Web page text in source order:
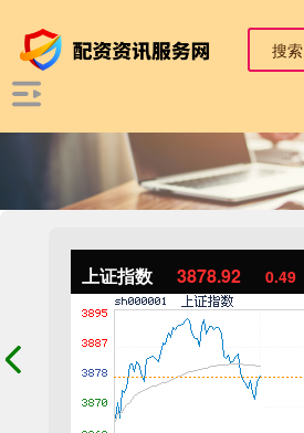
上证指数 3878.92 0.49